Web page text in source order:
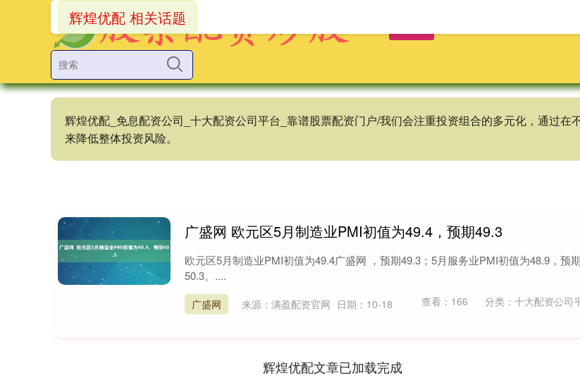
辉煌优配_免息配资公司_十大配资公司平台_靠谱股票配资门户/我们会注重投资组合的多元化，通过在
来降低整体投资风险。
辉煌优配 相关话题
广盛网 欧元区5月制造业PMI初值为49.4，预期49.3
欧元区5月制造业PMI初值为49.4广盛网 ，预期49.3；5月服务业PMI初值为48.9，预期
50.3。....
广盛网 来源：满盈配资官网 日期：10-18 查看： 166 分类： 十大配资公司
辉煌优配文章已加载完成